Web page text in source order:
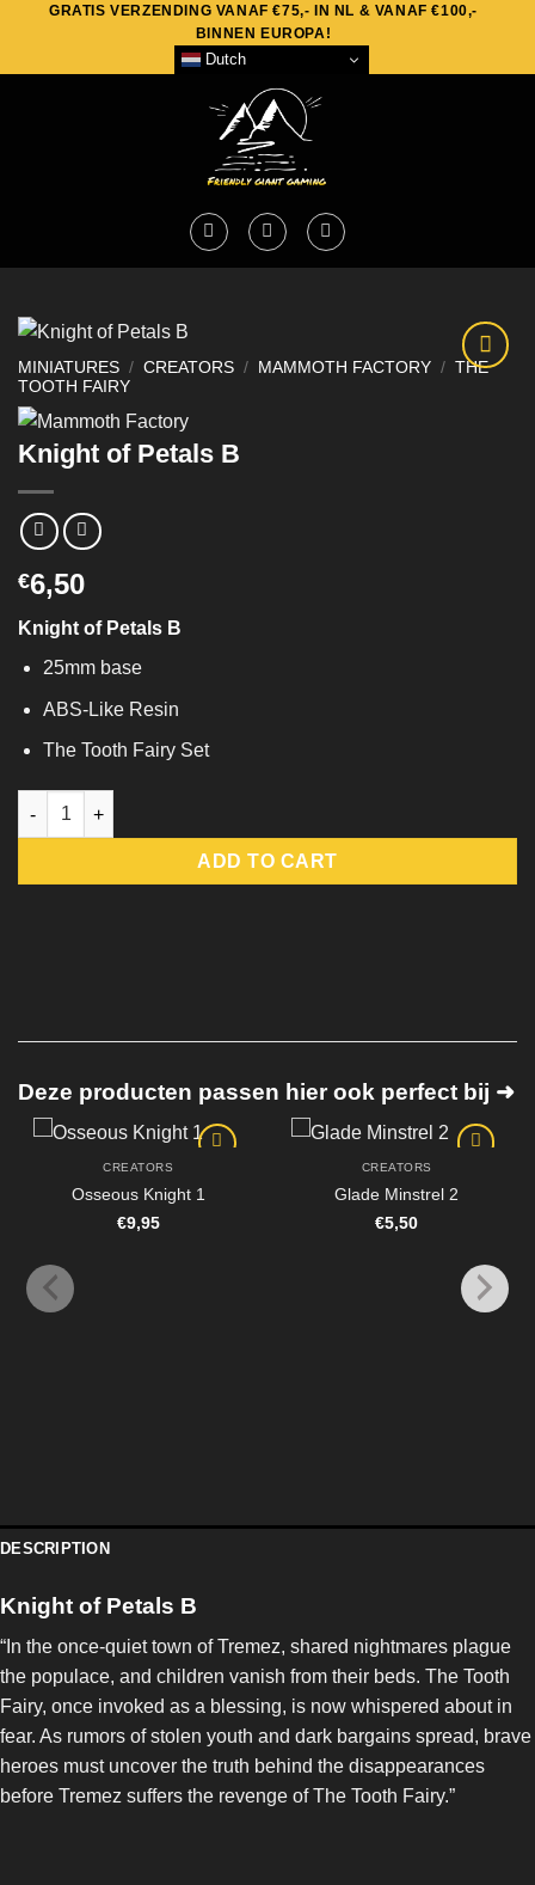
content
GRATIS VERZENDING VANAF €75,- IN NL & VANAF €100,-
BINNEN EUROPA!
Dutch
MINIATURES / CREATORS / MAMMOTH FACTORY / THE
TOOTH FAIRY
Knight of Petals B
€6,50
Knight of Petals B
25mm base
ABS-Like Resin
The Tooth Fairy Set
Knight of Petals B quantity
ADD TO CART
Deze producten passen hier ook perfect bij ➜
CREATORS
Osseous Knight 1
€9,95
CREATORS
Glade Minstrel 2
€5,50
DESCRIPTION
Knight of Petals B
“In the once-quiet town of Tremez, shared nightmares plague
the populace, and children vanish from their beds. The Tooth
Fairy, once invoked as a blessing, is now whispered about in
fear. As rumors of stolen youth and dark bargains spread, brave
heroes must uncover the truth behind the disappearances
before Tremez suffers the revenge of The Tooth Fairy.”